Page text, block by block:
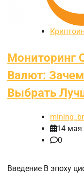
Мониторинг
Валют:
Выбрать
14 мая
0
Введение В эпоху